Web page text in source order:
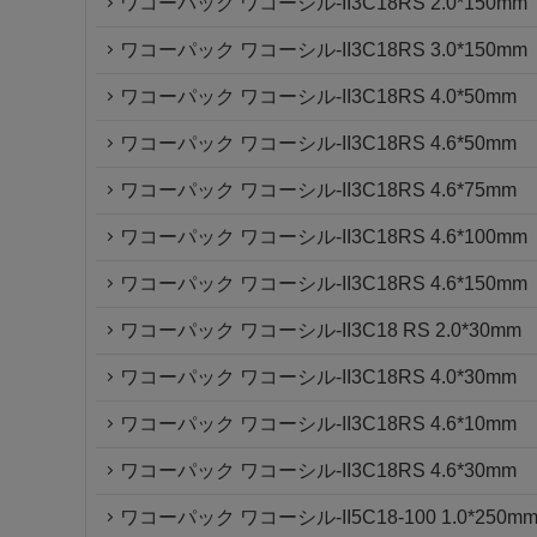
ワコーパック ワコーシル-II3C18RS 3.0*150mm
ワコーパック ワコーシル-II3C18RS 4.0*50mm
ワコーパック ワコーシル-II3C18RS 4.6*50mm
ワコーパック ワコーシル-II3C18RS 4.6*75mm
ワコーパック ワコーシル-II3C18RS 4.6*100mm
ワコーパック ワコーシル-II3C18RS 4.6*150mm
ワコーパック ワコーシル-II3C18 RS 2.0*30mm
ワコーパック ワコーシル-II3C18RS 4.0*30mm
ワコーパック ワコーシル-II3C18RS 4.6*10mm
ワコーパック ワコーシル-II3C18RS 4.6*30mm
ワコーパック ワコーシル-II5C18-100 1.0*250mm